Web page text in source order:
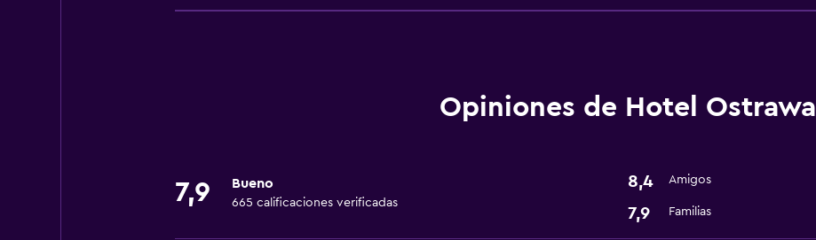
Servicio de habitaciones
Ascensor
Baño
Comedor
Senderismo
Opiniones de Hotel Ostrawa
7,9 Bueno
665 calificaciones verificadas
8,4 Amigos
7,9 Familias